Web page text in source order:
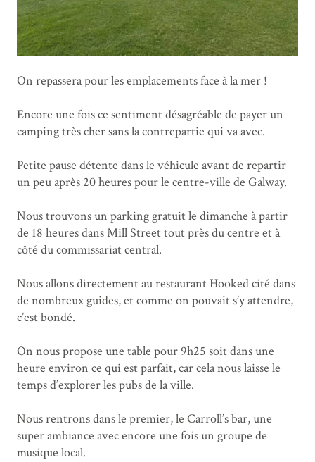
On repassera pour les emplacements face à la mer !
Encore une fois ce sentiment désagréable de payer un
camping très cher sans la contrepartie qui va avec.
Petite pause détente dans le véhicule avant de repartir
un peu après 20 heures pour le centre-ville de Galway.
Nous trouvons un parking gratuit le dimanche à partir
de 18 heures dans Mill Street tout près du centre et à
côté du commissariat central.
Nous allons directement au restaurant Hooked cité dans
de nombreux guides, et comme on pouvait s’y attendre,
c’est bondé.
On nous propose une table pour 9h25 soit dans une
heure environ ce qui est parfait, car cela nous laisse le
temps d’explorer les pubs de la ville.
Nous rentrons dans le premier, le Carroll’s bar, une
super ambiance avec encore une fois un groupe de
musique local.